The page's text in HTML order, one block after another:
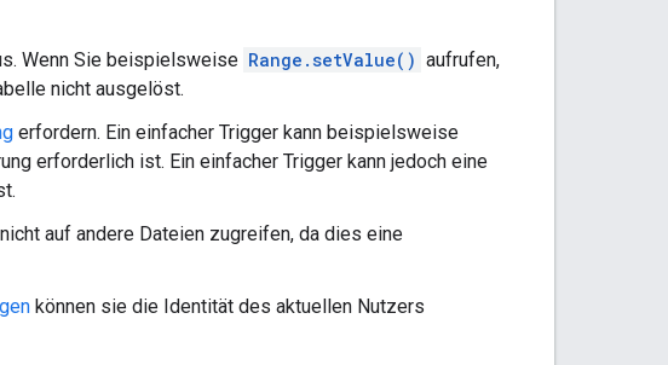
Wenn Sie beispielsweise Range.setValue() aufrufen,
nicht ausgelöst.
erfordern. Ein einfacher Trigger kann beispielsweise
erforderlich ist. Ein einfacher Trigger kann jedoch eine
auf andere Dateien zugreifen, da dies eine
können sie die Identität des aktuellen Nutzers